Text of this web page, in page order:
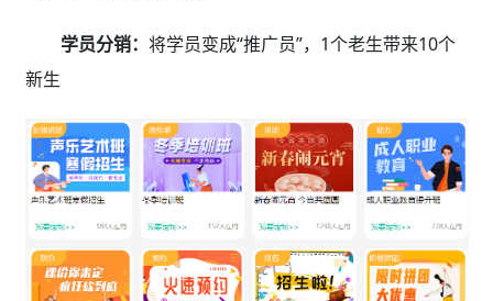
学员分销： 将学员变成“推广员”，1个老生带来10个
新生